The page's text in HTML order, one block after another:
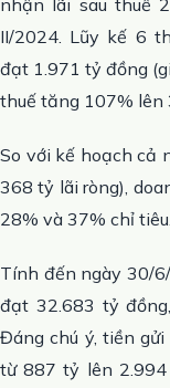
II/2024. Lũy kế 6
đạt 1.971 tỷ đồng
thuế tăng 107% lên
So với kế hoạch cả
368 tỷ lãi ròng),
28% và 37% chỉ tiêu.
Tính đến ngày 30/
đạt 32.683 tỷ
Đáng chú ý, tiền
từ 887 tỷ lên